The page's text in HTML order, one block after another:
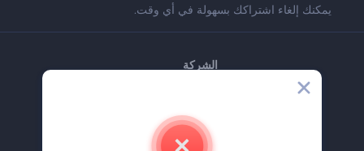
يمكنك إلغاء اشتراكك بسهولة في أي وقت.
الشركة
اتصل بنا
وظائف